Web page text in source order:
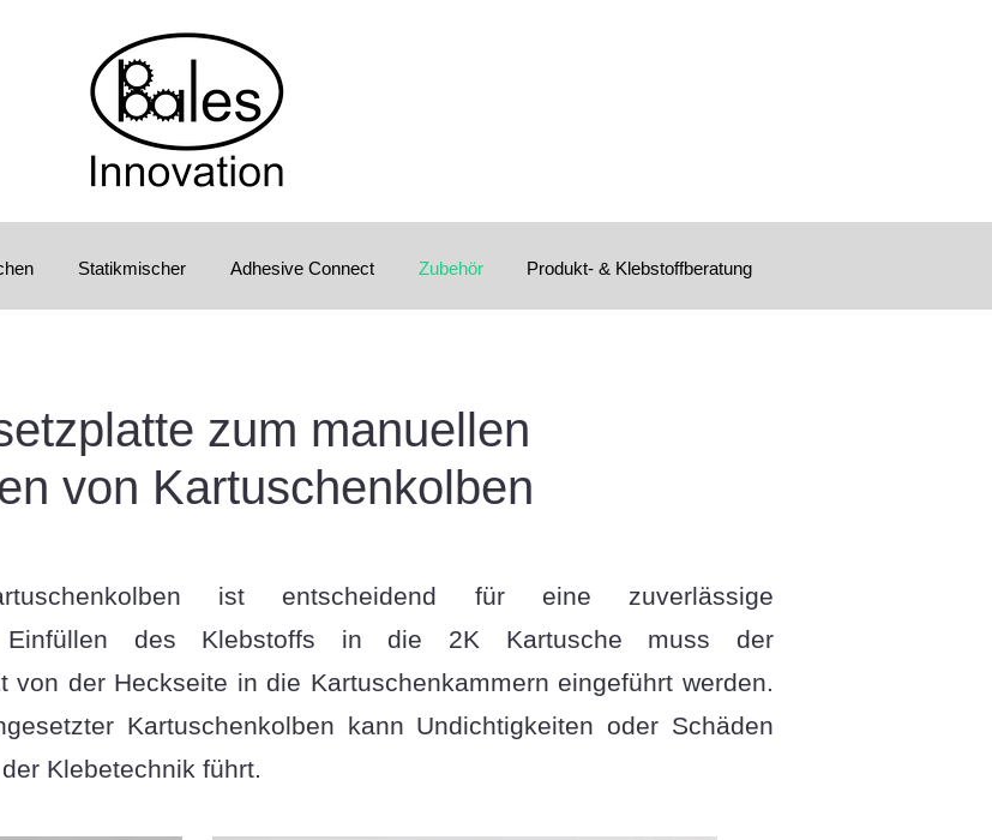
Statikmischer Adhesive Connect Zubehör Produkt- & Klebstoffberatung
zum manuellen
von Kartuschenkolben
ist entscheidend für eine zuverlässige
Einfüllen des Klebstoffs in die 2K Kartusche muss der
von der Heckseite in die Kartuschenkammern eingeführt werden.
Kartuschenkolben kann Undichtigkeiten oder Schäden
Klebetechnik führt.